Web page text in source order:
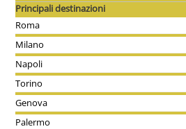
Principali destinazioni
Roma
Milano
Napoli
Torino
Genova
Palermo